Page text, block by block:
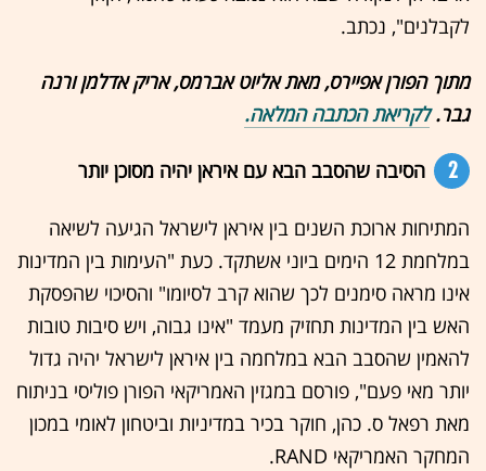
לקבלנים", נכתב.
מתוך הפורן אפיירס, מאת אליוט אברמס, אריק אדלמן ורנה
גבר.לקריאת הכתבה המלאה.
2 הסיבה שהסבב הבא עם איראן יהיה מסוכן יותר
המתיחות ארוכת השנים בין איראן לישראל הגיעה לשיאה
במלחמת 12 הימים ביוני אשתקד. כעת "העימות בין המדינות
אינו מראה סימנים לכך שהוא קרב לסיומו" והסיכוי שהפסקת
האש בין המדינות תחזיק מעמד "אינו גבוה, ויש סיבות טובות
להאמין שהסבב הבא במלחמה בין איראן לישראל יהיה גדול
יותר מאי פעם", פורסם במגזין האמריקאי הפורן פוליסי בניתוח
מאת רפאל ס. כהן, חוקר בכיר במדיניות וביטחון לאומי במכון
המחקר האמריקאי RAND.